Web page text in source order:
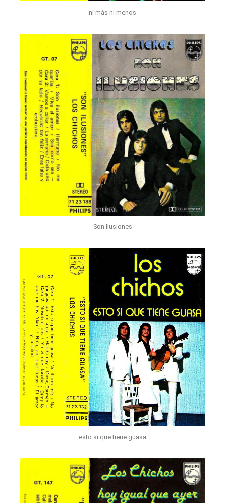
ni más ni menos
Son Ilusiones
esto si que tiene guasa